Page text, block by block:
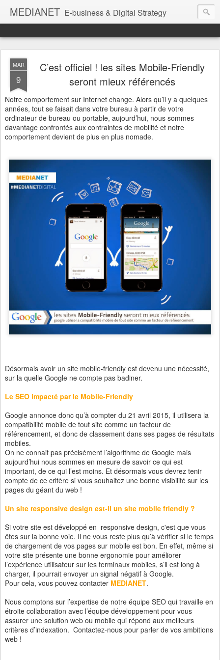
MEDIANET E-business & Digital Strategy
MAR
9
C’est officiel ! les sites Mobile-Friendly
seront mieux référencés
Notre comportement sur Internet change. Alors qu’il y a quelques
années, tout se faisait dans votre bureau à partir de votre
ordinateur de bureau ou portable, aujourd’hui, nous sommes
davantage confrontés aux contraintes de mobilité et notre
comportement devient de plus en plus nomade.
Désormais avoir un site mobile-friendly est devenu une nécessité,
sur la quelle Google ne compte pas badiner.
Le SEO impacté par le Mobile-Friendly
Google annonce donc qu’à compter du 21 avril 2015, il utilisera la
compatibilité mobile de tout site comme un facteur de
référencement, et donc de classement dans ses pages de résultats
mobiles.
On ne connait pas précisément l’algorithme de Google mais
aujourd’hui nous sommes en mesure de savoir ce qui est
important, de ce qui l’est moins. Et désormais vous devrez tenir
compte de ce critère si vous souhaitez une bonne visibilité sur les
pages du géant du web !
Un site responsive design est-il un site mobile friendly ?
Si votre site est développé en responsive design, c'est que vous
êtes sur la bonne voie. Il ne vous reste plus qu’à vérifier si le temps
de chargement de vos pages sur mobile est bon. En effet, même si
votre site présente une bonne ergonomie pour améliorer
l’expérience utilisateur sur les terminaux mobiles, s’il est long à
charger, il pourrait envoyer un signal négatif à Google.
Pour cela, vous pouvez contacter MEDIANET.
Nous comptons sur l’expertise de notre équipe SEO qui travaille en
étroite collaboration avec l’équipe développement pour vous
assurer une solution web ou mobile qui répond aux meilleurs
critères d’indexation. Contactez-nous pour parler de vos ambitions
web !